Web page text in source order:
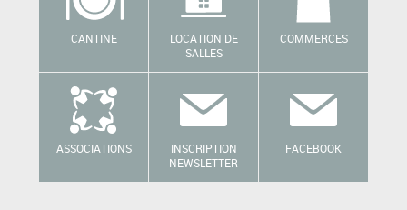
CANTINE
LOCATION DE
SALLES
COMMERCES
ASSOCIATIONS
INSCRIPTION
NEWSLETTER
FACEBOOK